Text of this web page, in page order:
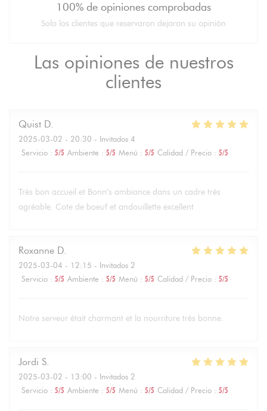
Las opiniones de nuestros
clientes
Quist D
2025-03-02 - 20:30 - Invitados 4
Servicio : 5/5 Ambiente : 5/5 Menú : 5/5 Calidad / Precio : 5/5
Très bon accueil et Bonn’s ambiance dans un cadre très
agréable. Cote de boeuf et andouillette excellent
Roxanne D
2025-03-04 - 12:15 - Invitados 2
Servicio : 5/5 Ambiente : 5/5 Menú : 5/5 Calidad / Precio : 5/5
Notre serveur était charmant et la nourriture très bonne.
Jordi S
2025-03-02 - 13:00 - Invitados 2
Servicio : 5/5 Ambiente : 5/5 Menú : 5/5 Calidad / Precio : 5/5
100% de opiniones comprobadas
Solo los clientes que reservaron dejaron su opinión